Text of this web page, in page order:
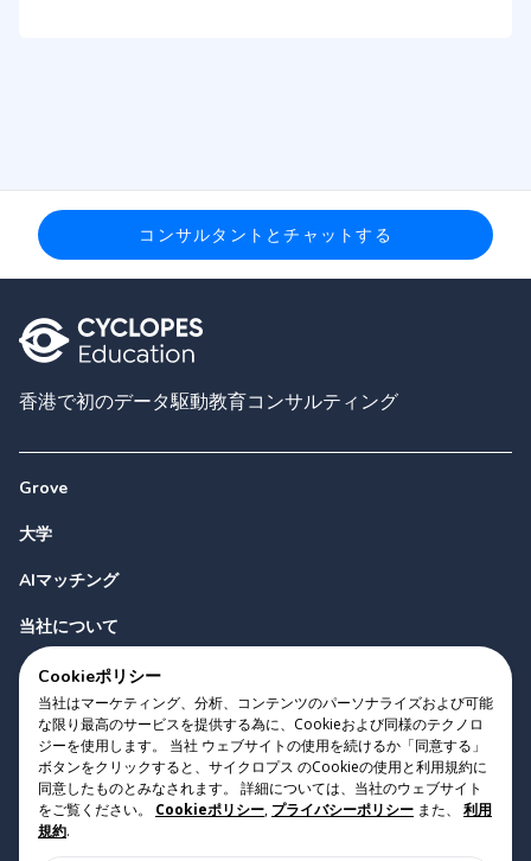
コンサルタントとチャットする
香港で初のデータ駆動教育コンサルティング
Grove
大学
AIマッチング
当社について
お問い合わせ
Copyright 2023 Cyclopes® • v0.31.0
Cookieポリシー
当社はマーケティング、分析、コンテンツのパーソナライズおよび可能
な限り最高のサービスを提供する為に、Cookieおよび同様のテクノロ
ジーを使用します。 当社 ウェブサイトの使用を続けるか「同意する」
ボタンをクリックすると、サイクロプス のCookieの使用と利用規約に
同意したものとみなされます。 詳細については、当社のウェブサイト
をご覧ください。
Cookieポリシー, プライバシーポリシー また、
利用
規約.